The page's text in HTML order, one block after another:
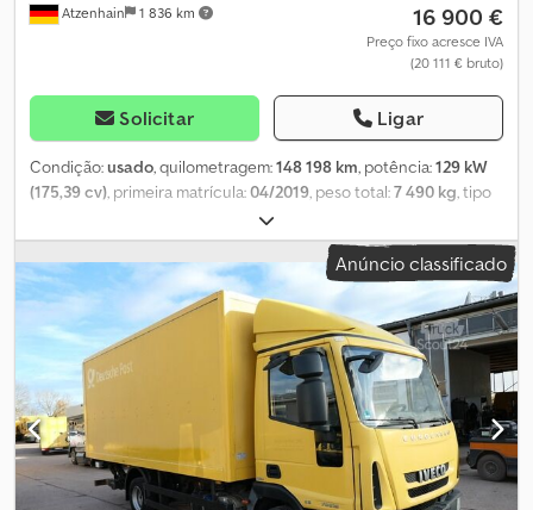
Atzenhain 1 836 km 16 900 €
Preço fixo acresce IVA
(20 111 € bruto)
Solicitar Ligar
Condição:usado, quilometragem:148 198 km, potência:129 kW
(175,39 cv) , primeira matrícula:04/2019 , peso total:7 490 kg , tipo
, classe de emissão:
comprimento do espaço de carga:4 660 mm, largura do espaço
de carga:2 370 mm, altura do espaço de carga:2 000 mm, Ano de
fabrico:2019 , Equipamento:ABS, ar condicionado
, * Mitsubishi
Fuso Canter 9C18 * Refrigerador * Baú frigorífico * Pneus: ver
fotos * Peso bruto total permitido: 7.490 kg * Peso vazio: 4.955 kg *
Capacidade de carga útil: 2.535 kg * Câmera de ré * Ar-
condicionado * Disponível imediatamente * Sujeito a erros Tem
dúvidas? Entre em contato para uma consultoria rápida, inclusive
diretamente via WhatsApp: Oferecemos: Chedpfx Asw Nfuksf Dja
Compra líquida para empresas da UE com número de IVA válido,
assim como para clientes de países terceiros. Opções de leasing
Anúncio classificado